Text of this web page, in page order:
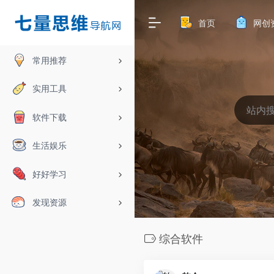
常用推荐
实用工具
软件下载
生活娱乐
好好学习
发现资源
首页 网创
综合软件